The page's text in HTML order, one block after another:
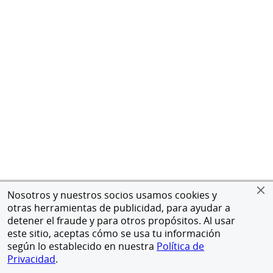
Nosotros y nuestros socios usamos cookies y
otras herramientas de publicidad, para ayudar a
detener el fraude y para otros propósitos. Al usar
este sitio, aceptas cómo se usa tu información
según lo establecido en nuestra Política de
Privacidad.